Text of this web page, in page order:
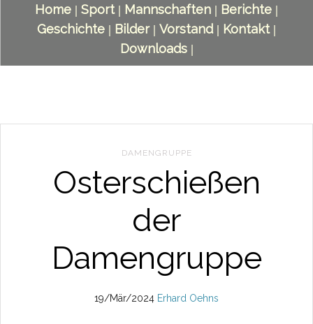
Home | Sport| Mannschaften | Berichte |
Geschichte | Bilder| Vorstand | Kontakt|
Downloads|
DAMENGRUPPE
Osterschießen
der
Damengruppe
19/Mär/2024 Erhard Oehns